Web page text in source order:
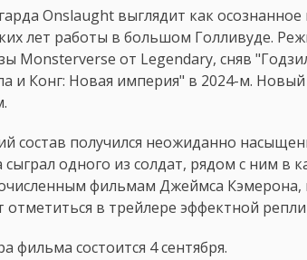
Onslaught выглядит как
лет работы в большом Голливуде.
Monsterverse от Legendary, сняв
и Конг: Новая империя" в 2024-м.
состав получился неожиданно
сыграл одного из солдат, рядом с ним в
фильмам Джеймса
отметиться в трейлере эффектной
фильма состоится 4 сентября.